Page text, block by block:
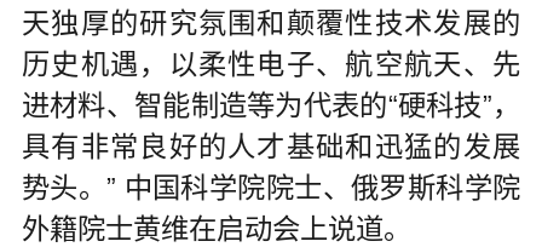
天独厚的研究氛围和颠覆性技术发展的
历史机遇，以柔性电子、航空航天、先
进材料、智能制造等为代表的“硬科技”，
具有非常良好的人才基础和迅猛的发展
势头。” 中国科学院院士、俄罗斯科学院
外籍院士黄维在启动会上说道。